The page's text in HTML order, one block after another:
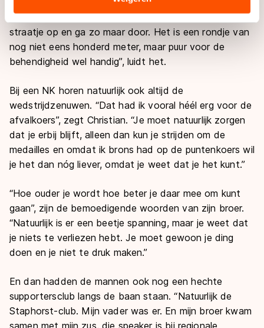
landen buiten de EU, zoals de VS, waar mogelijk geen
adequaat beschermingsniveau geldt volgens de GDPR.
Door op ‘Toestaan’ te klikken, stemt u in met deze
overdracht. Meer informatie vindt u in ons cookiebeleid
trainingsuurtjes doorgebracht. “Stoepje op, stoepje af,
straatje op en ga zo maar door. Het is een rondje van
nog niet eens honderd meter, maar puur voor de
behendigheid wel handig”, luidt het.
Bij een NK horen natuurlijk ook altijd de
wedstrijdzenuwen. “Dat had ik vooral héél erg voor de
afvalkoers”, zegt Christian. “Je moet natuurlijk zorgen
dat je erbij blijft, alleen dan kun je strijden om de
medailles en omdat ik brons had op de puntenkoers wil
je het dan nóg liever, omdat je weet dat je het kunt.”
“Hoe ouder je wordt hoe beter je daar mee om kunt
gaan”, zijn de bemoedigende woorden van zijn broer.
“Natuurlijk is er een beetje spanning, maar je weet dat
je niets te verliezen hebt. Je moet gewoon je ding
doen en je niet te druk maken.”
En dan hadden de mannen ook nog een hechte
supportersclub langs de baan staan. “Natuurlijk de
Staphorst-club. Mijn vader was er. En mijn broer kwam
samen met mijn zus, die speaker is bij regionale